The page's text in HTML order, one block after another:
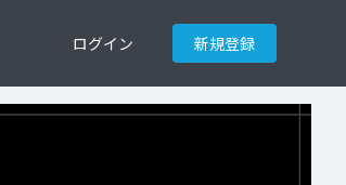
ログイン 新規登録